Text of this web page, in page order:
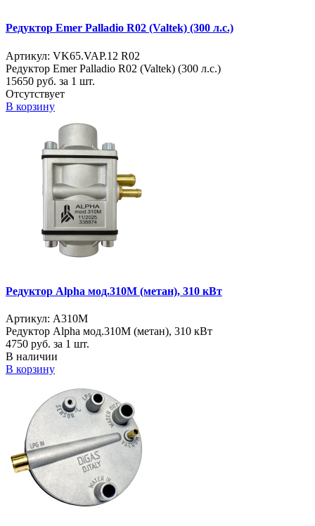
Редуктор Emer Palladio R02 (Valtek) (300 л.с.)
Артикул: VK65.VAP.12 R02
Редуктор Emer Palladio R02 (Valtek) (300 л.с.)
15650 руб. за 1 шт.
Отсутствует
В корзину
Редуктор Alpha мод.310M (метан), 310 кВт
Артикул: A310M
Редуктор Alpha мод.310M (метан), 310 кВт
4750 руб. за 1 шт.
В наличии
В корзину